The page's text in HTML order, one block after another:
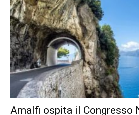
Amalfi ospita il Congresso